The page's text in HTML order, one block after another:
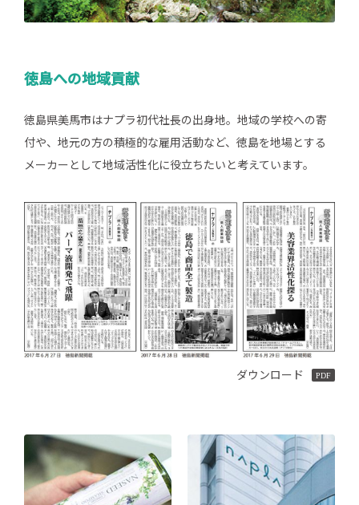
徳島への地域貢献
徳島県美馬市はナプラ初代社長の出身地。地域の学校への寄
付や、地元の方の積極的な雇用活動など、徳島を地場とする
メーカーとして地域活性化に役立ちたいと考えています。
ダウンロード